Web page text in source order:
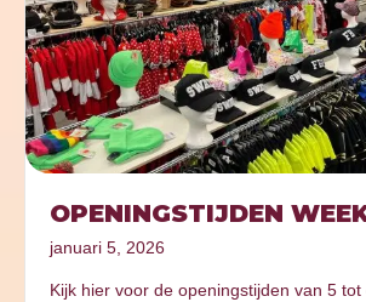
OPENINGSTIJDEN
januari 5, 2026
Kijk hier voor de openingstijden van 5 tot